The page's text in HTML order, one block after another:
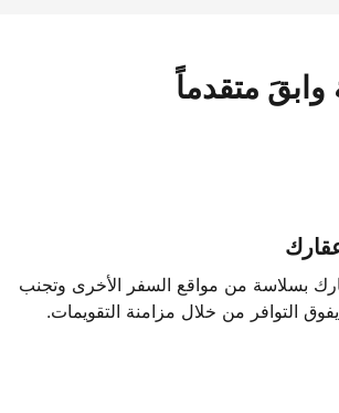
وابقَ متقدماً
بسلاسة من مواقع السفر الأخرى وتجنب
التوافر من خلال مزامنة التقويمات.